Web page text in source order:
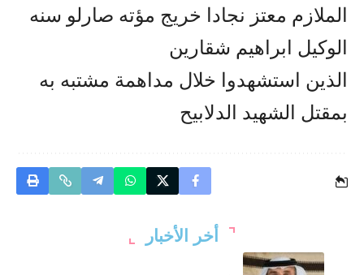
الملازم معتز نجادا خريج مؤته صارلو سنه
الوكيل ابراهيم شقارين
الذين استشهدوا خلال مداهمة مشتبه به
بمقتل الشهيد الدلابيح
أخر الأخبار